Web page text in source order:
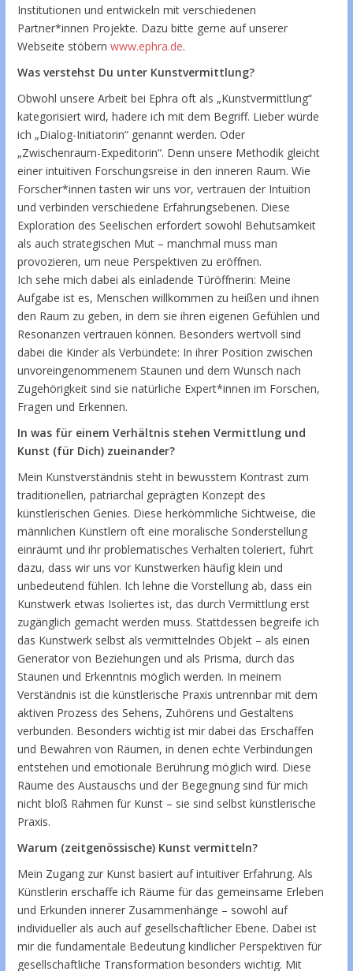
Institutionen und entwickeln mit verschiedenen
Partner*innen Projekte. Dazu bitte gerne auf unserer
Webseite stöbern www.ephra.de.
Was verstehst Du unter Kunstvermittlung?
Obwohl unsere Arbeit bei Ephra oft als „Kunstvermittlung“
kategorisiert wird, hadere ich mit dem Begriff. Lieber würde
ich „Dialog-Initiatorin“ genannt werden. Oder
„Zwischenraum-Expeditorin“. Denn unsere Methodik gleicht
einer intuitiven Forschungsreise in den inneren Raum. Wie
Forscher*innen tasten wir uns vor, vertrauen der Intuition
und verbinden verschiedene Erfahrungsebenen. Diese
Exploration des Seelischen erfordert sowohl Behutsamkeit
als auch strategischen Mut – manchmal muss man
provozieren, um neue Perspektiven zu eröffnen.
Ich sehe mich dabei als einladende Türöffnerin: Meine
Aufgabe ist es, Menschen willkommen zu heißen und ihnen
den Raum zu geben, in dem sie ihren eigenen Gefühlen und
Resonanzen vertrauen können. Besonders wertvoll sind
dabei die Kinder als Verbündete: In ihrer Position zwischen
unvoreingenommenem Staunen und dem Wunsch nach
Zugehörigkeit sind sie natürliche Expert*innen im Forschen,
Fragen und Erkennen.
In was für einem Verhältnis stehen Vermittlung und
Kunst (für Dich) zueinander?
Mein Kunstverständnis steht in bewusstem Kontrast zum
traditionellen, patriarchal geprägten Konzept des
künstlerischen Genies. Diese herkömmliche Sichtweise, die
männlichen Künstlern oft eine moralische Sonderstellung
einräumt und ihr problematisches Verhalten toleriert, führt
dazu, dass wir uns vor Kunstwerken häufig klein und
unbedeutend fühlen. Ich lehne die Vorstellung ab, dass ein
Kunstwerk etwas Isoliertes ist, das durch Vermittlung erst
zugänglich gemacht werden muss. Stattdessen begreife ich
das Kunstwerk selbst als vermittelndes Objekt – als einen
Generator von Beziehungen und als Prisma, durch das
Staunen und Erkenntnis möglich werden. In meinem
Verständnis ist die künstlerische Praxis untrennbar mit dem
aktiven Prozess des Sehens, Zuhörens und Gestaltens
verbunden. Besonders wichtig ist mir dabei das Erschaffen
und Bewahren von Räumen, in denen echte Verbindungen
entstehen und emotionale Berührung möglich wird. Diese
Räume des Austauschs und der Begegnung sind für mich
nicht bloß Rahmen für Kunst – sie sind selbst künstlerische
Praxis.
Warum (zeitgenössische) Kunst vermitteln?
Mein Zugang zur Kunst basiert auf intuitiver Erfahrung. Als
Künstlerin erschaffe ich Räume für das gemeinsame Erleben
und Erkunden innerer Zusammenhänge – sowohl auf
individueller als auch auf gesellschaftlicher Ebene. Dabei ist
mir die fundamentale Bedeutung kindlicher Perspektiven für
gesellschaftliche Transformation besonders wichtig. Mit